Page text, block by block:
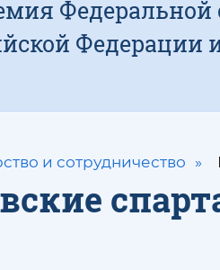
Федеральной
Федерации
и сотрудничество